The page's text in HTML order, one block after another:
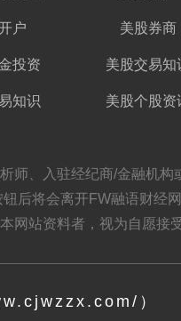
户
投资
知识
美股券商
美股交易知
美股个股资
师、入驻经纪商/金融机
后将会离开FW融语财经
网站资料者，视为自愿接
）